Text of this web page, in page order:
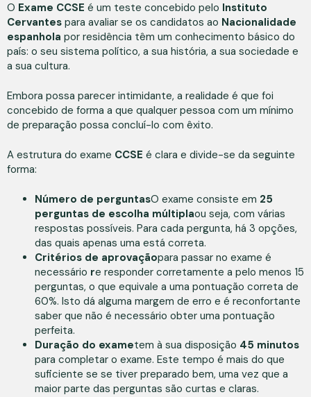
O Exame CCSE é um teste concebido pelo Instituto
Cervantes para avaliar se os candidatos ao Nacionalidade
espanhola por residência têm um conhecimento básico do
país: o seu sistema político, a sua história, a sua sociedade e
a sua cultura.
Embora possa parecer intimidante, a realidade é que foi
concebido de forma a que qualquer pessoa com um mínimo
de preparação possa concluí-lo com êxito.
A estrutura do exame CCSE é clara e divide-se da seguinte
forma:
Número de perguntasO exame consiste em 25
perguntas de escolha múltiplaou seja, com várias
respostas possíveis. Para cada pergunta, há 3 opções,
das quais apenas uma está correta.
Critérios de aprovaçãopara passar no exame é
necessário re responder corretamente a pelo menos 15
perguntas, o que equivale a uma pontuação correta de
60%. Isto dá alguma margem de erro e é reconfortante
saber que não é necessário obter uma pontuação
perfeita.
Duração do exametem à sua disposição 45 minutos
para completar o exame. Este tempo é mais do que
suficiente se se tiver preparado bem, uma vez que a
maior parte das perguntas são curtas e claras.